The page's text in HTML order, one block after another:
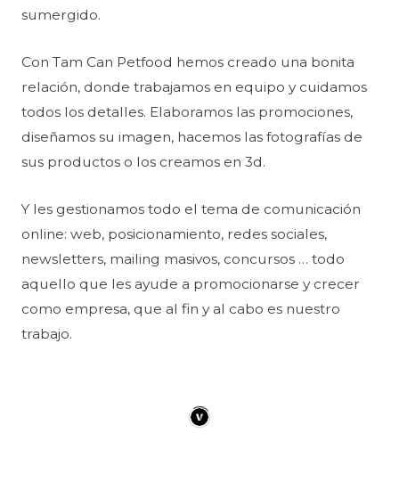
sumergido.
Con Tam Can Petfood hemos creado una bonita
relación, donde trabajamos en equipo y cuidamos
todos los detalles. Elaboramos las promociones,
diseñamos su imagen, hacemos las fotografías de
sus productos o los creamos en 3d.
Y les gestionamos todo el tema de comunicación
online: web, posicionamiento, redes sociales,
newsletters, mailing masivos, concursos … todo
aquello que les ayude a promocionarse y crecer
como empresa, que al fin y al cabo es nuestro
trabajo.